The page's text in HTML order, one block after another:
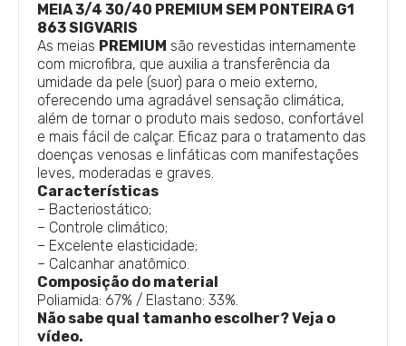
MEIA 3/4 30/40 PREMIUM SEM PONTEIRA G1
863 SIGVARIS
As meias PREMIUM são revestidas internamente
com microfibra, que auxilia a transferência da
umidade da pele (suor) para o meio externo,
oferecendo uma agradável sensação climática,
além de tornar o produto mais sedoso, confortável
e mais fácil de calçar. Eficaz para o tratamento das
doenças venosas e linfáticas com manifestações
leves, moderadas e graves.
Características
– Bacteriostático;
– Controle climático;
– Excelente elasticidade;
– Calcanhar anatômico.
Composição do material
Poliamida: 67% / Elastano: 33%.
Não sabe qual tamanho escolher? Veja o
vídeo.